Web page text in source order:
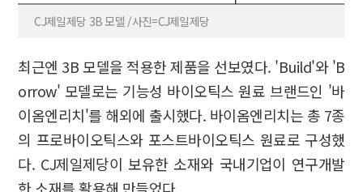
CJ제일제당 3B 모델 /사진=CJ제일제당
최근엔 3B 모델을 적용한 제품을 선보였다. 'Build'와 'B
orrow' 모델로는 기능성 바이오틱스 원료 브랜드인 '바
이옴엔리치'를 해외에 출시했다. 바이옴엔리치는 총 7종
의 프로바이오틱스와 포스트바이오틱스 원료로 구성했
다. CJ제일제당이 보유한 소재와 국내기업이 연구개발
한 소재를 활용해 만들었다.